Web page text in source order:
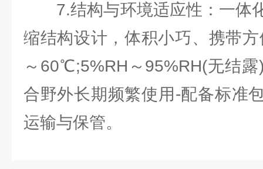
7.结构与环境适应性：一体
缩结构设计，体积小巧、携带
～60℃;5%RH～95%RH(无结
合野外长期频繁使用-配备标准
运输与保管。